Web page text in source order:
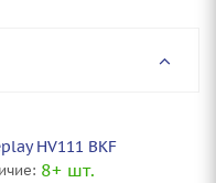
HV111 BKF
8+ шт.